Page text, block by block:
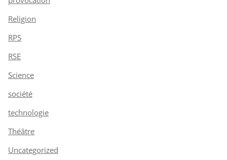
Religion
RPS
RSE
Science
société
technologie
Théâtre
Uncategorized